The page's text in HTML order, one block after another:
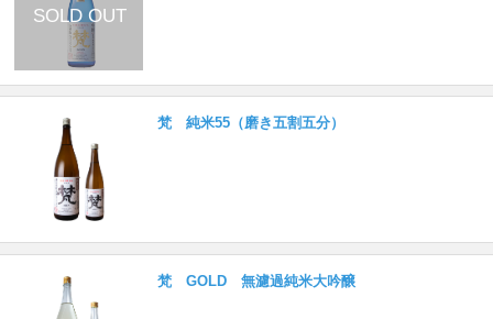
梵 純米55（磨き五割五分）
梵 GOLD 無濾過純米大吟醸